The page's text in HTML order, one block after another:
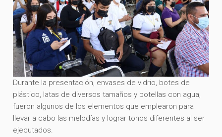
Durante la presentación, envases de vidrio, botes de
plástico, latas de diversos tamaños y botellas con agua,
fueron algunos de los elementos que emplearon para
llevar a cabo las melodías y lograr tonos diferentes al ser
ejecutados.